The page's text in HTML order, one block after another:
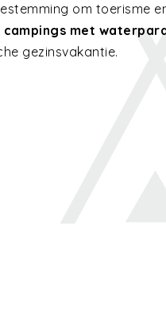
om toerisme
campings met
gezinsvakantie.